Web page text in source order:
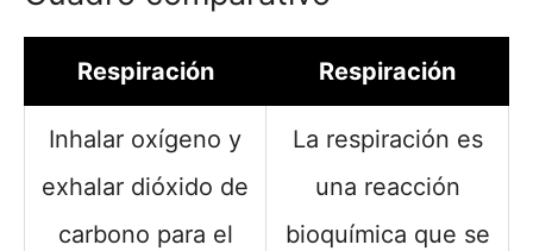
Respiración Respiración
Inhalar oxígeno y
exhalar dióxido de
carbono para el
La respiración es
una reacción
bioquímica que se